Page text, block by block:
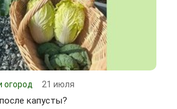
огород 21 июля
капусты?